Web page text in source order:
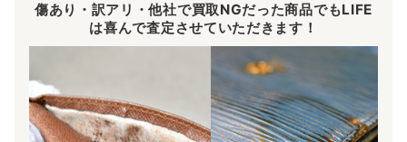
傷あり・訳アリ・他社で買取NGだった商品でもLIFE
は喜んで査定させていただきます！